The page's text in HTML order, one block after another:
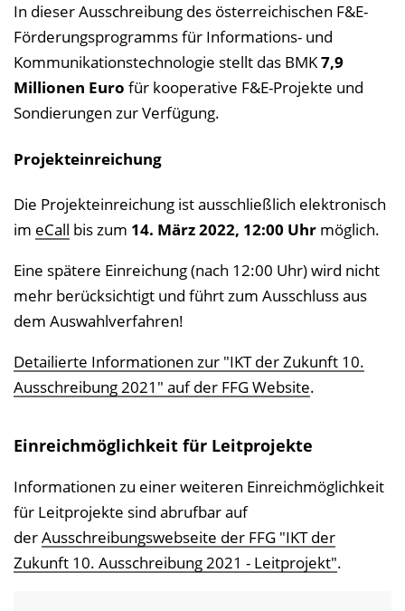
In dieser Ausschreibung des österreichischen F&E-
Förderungsprogramms für Informations- und
Kommunikationstechnologie stellt das BMK7,9
Millionen Euro für kooperative F&E-Projekte und
Sondierungen zur Verfügung.
Projekteinreichung
Die Projekteinreichung ist ausschließlich elektronisch
im eCall bis zum 14. März 2022, 12:00 Uhr möglich.
Eine spätere Einreichung (nach 12:00 Uhr) wird nicht
mehr berücksichtigt und führt zum Ausschluss aus
dem Auswahlverfahren!
Detailierte Informationen zur "IKT der Zukunft 10.
Ausschreibung 2021" auf der FFG Website.
Einreichmöglichkeit für Leitprojekte
Informationen zu einer weiteren Einreichmöglichkeit
für Leitprojekte sind abrufbar auf
derAusschreibungswebseite der FFG "IKT der
Zukunft 10. Ausschreibung 2021 - Leitprojekt".